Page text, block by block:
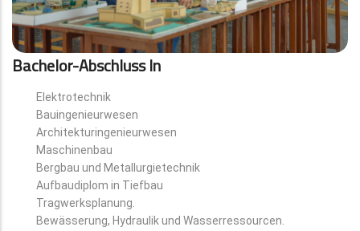
Bachelor-Abschluss In
Elektrotechnik
Bauingenieurwesen
Architekturingenieurwesen
Maschinenbau
Bergbau und Metallurgietechnik
Aufbaudiplom in Tiefbau
Tragwerksplanung.
Bewässerung, Hydraulik und Wasserressourcen.